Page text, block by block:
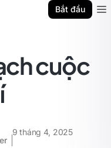
Bắt đầu
cuộc
9 tháng 4, 2025